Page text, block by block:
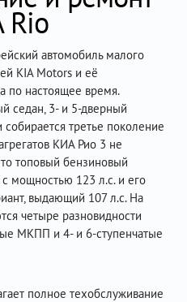
Rio
автомобиль малого
KIA Motors и её
по настоящее время.
седан, 3- и 5-дверный
третье поколение
КИА Рио 3 не
топовый бензиновый
мощностью 123 л.с. и его
выдающий 107 л.с. На
четыре разновидности
МКПП и 4- и 6-ступенчатые
полное техобслуживание